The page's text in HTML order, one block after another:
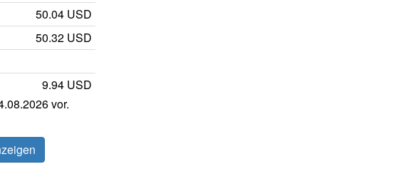
50.04 USD
50.32 USD
9.94 USD
vor.